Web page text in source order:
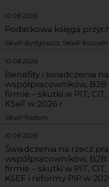
10.08.2026
Podatkowa księga
SKwP Bydgoszcz, SKwP Koszalin
10.08.2026
Benefity i świadczenia
współpracowników,
firmie – skutki w PIT,
KSeF w 2026 r
SKwP Radom
10.08.2026
Świadczenia na rzecz
współpracowników,
firmie – skutki w PIT,
KSEF i reformy PIP w